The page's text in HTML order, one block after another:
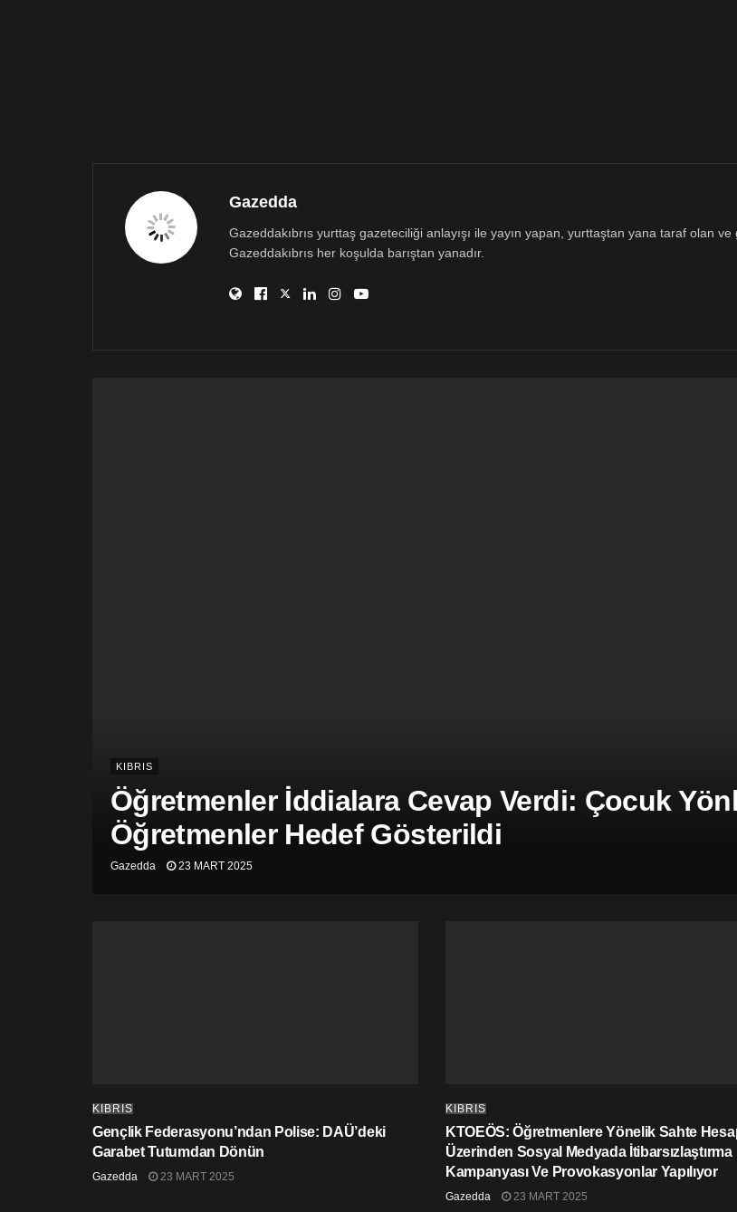
Gazedda
Gazeddakıbrıs yurttaş gazeteciliği anlayışı ile yayın yapan, yurttaştan yana taraf olan
Gazeddakıbrıs her koşulda barıştan yanadır.
KIBRIS
Öğretmenler İddialara Cevap Verdi: Çocuk
Öğretmenler Hedef Gösterildi
Gazedda 23 MART 2025
KIBRIS
Gençlik Federasyonu’ndan Polise: DAÜ’deki
Garabet Tutumdan Dönün
Gazedda 23 MART 2025
KIBRIS
KTOEÖS: Öğretmenlere Yönelik Sahte
Üzerinden Sosyal Medyada İtibarsızlaştırma
Kampanyası Ve Provokasyonlar Yapılıyor
Gazedda 23 MART 2025